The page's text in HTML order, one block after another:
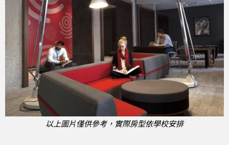
以上圖片僅供參考，實際房型依學校安排